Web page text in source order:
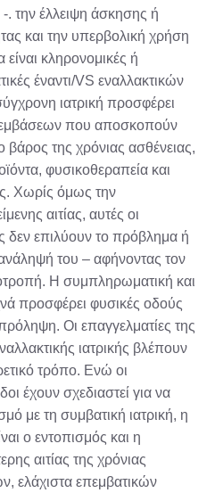
. την έλλειψη άσκησης ή
και την υπερβολική χρήση
κληρονομικές ή
έναντι/VS εναλλακτικών
ιατρική προσφέρει
που αποσκοπούν
της χρόνιας ασθένειας,
φυσικοθεραπεία και
Χωρίς όμως την
αιτίας, αυτές οι
δεν επιλύουν το πρόβλημα ή
του – αφήνοντας τον
Η συμπληρωματική και
προσφέρει φυσικές οδούς
Οι επαγγελματίες της
ιατρικής βλέπουν
τρόπο. Ενώ οι
έχουν σχεδιαστεί για να
με τη συμβατική ιατρική, η
ο εντοπισμός και η
αιτίας της χρόνιας
ελάχιστα επεμβατικών